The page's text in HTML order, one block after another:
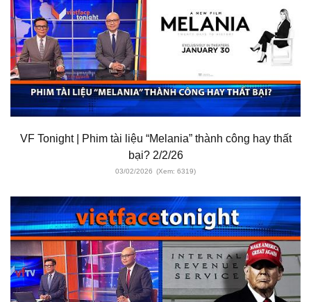
VF Tonight | Phim tài liệu “Melania” thành công hay thất
bại? 2/2/26
03/02/2026 (Xem: 6319)